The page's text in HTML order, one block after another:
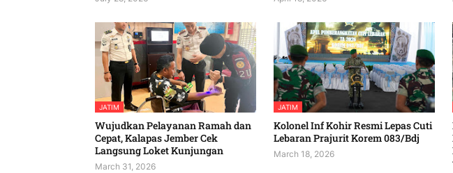
JATIM
Wujudkan Pelayanan Ramah dan
Cepat, Kalapas Jember Cek
Langsung Loket Kunjungan
March 31, 2026
JATIM
Kolonel Inf Kohir Resmi Lepas Cuti
Lebaran Prajurit Korem 083/Bdj
March 18, 2026